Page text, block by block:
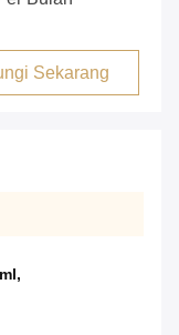
Sekarang
,